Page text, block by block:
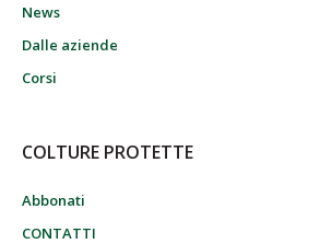
News
Dalle aziende
Corsi
COLTURE PROTETTE
Abbonati
CONTATTI